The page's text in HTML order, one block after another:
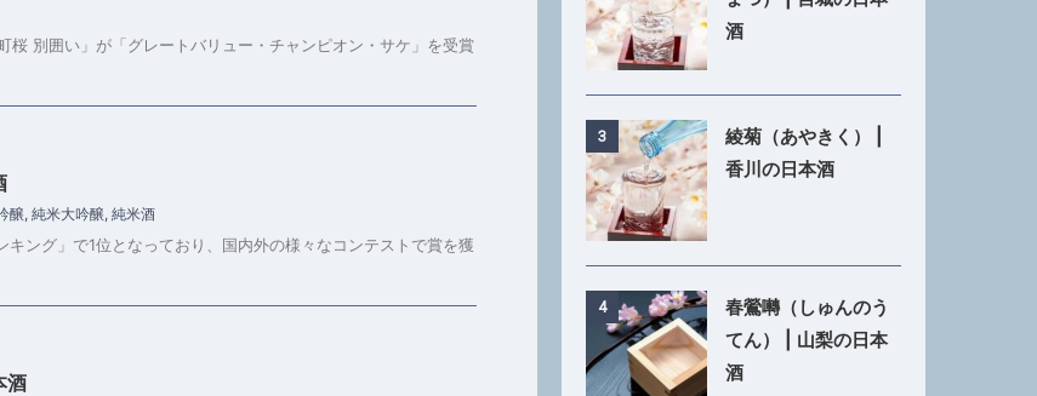
桜 別囲い」が「グレートバリュー・チャンピオン・サケ」を受賞
醸, 純米大吟醸, 純米酒
キング」で1位となっており、国内外の様々なコンテストで賞を獲
酒
酒
3
綾菊（あやきく） |
香川の日本酒
4
春鶯囀（しゅんのう
てん） | 山梨の日本
酒